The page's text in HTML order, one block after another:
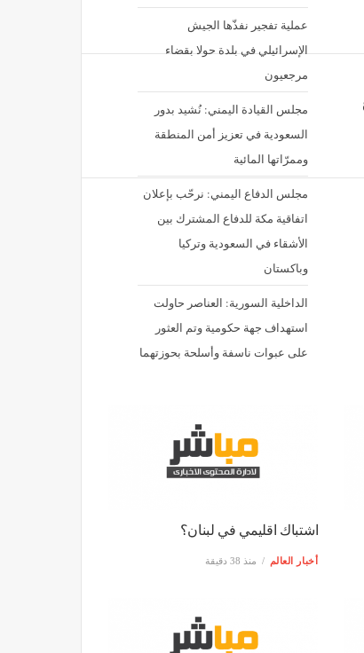
عملية تفجير نفذّها الجيش
الإسرائيلي في بلدة حولا بقضاء
مرجعيون
مجلس القيادة اليمني: نُشيد بدور
السعودية في تعزيز أمن المنطقة
وممرّاتها المائية
مجلس الدفاع اليمني: نرحّب بإعلان
اتفاقية مكة للدفاع المشترك بين
الأشقاء في السعودية وتركيا
وباكستان
الداخلية السورية: العناصر حاولت
استهداف جهة حكومية وتم العثور
على عبوات ناسفة وأسلحة بحوزتهما
اشتباك اقليمي في لبنان؟
أخبار العالم منذ 38 دقيقة